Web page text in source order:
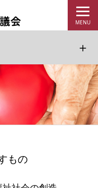
もの